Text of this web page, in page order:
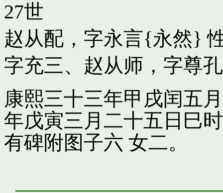
27世
赵从配，字永言{永然}
字充三、 赵从师，字尊孔
康熙三十三年甲戌闰五
年戊寅三月二十五日巳
有碑附图子六 女二。